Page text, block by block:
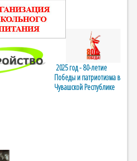
2025 год - 80-летие
Победы и патриотизма в
Чувашской Республике